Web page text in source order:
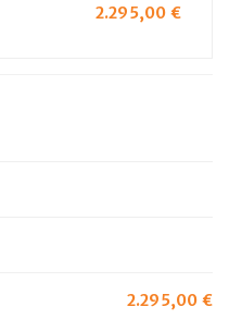
2.295,00 €
2.295,00 €